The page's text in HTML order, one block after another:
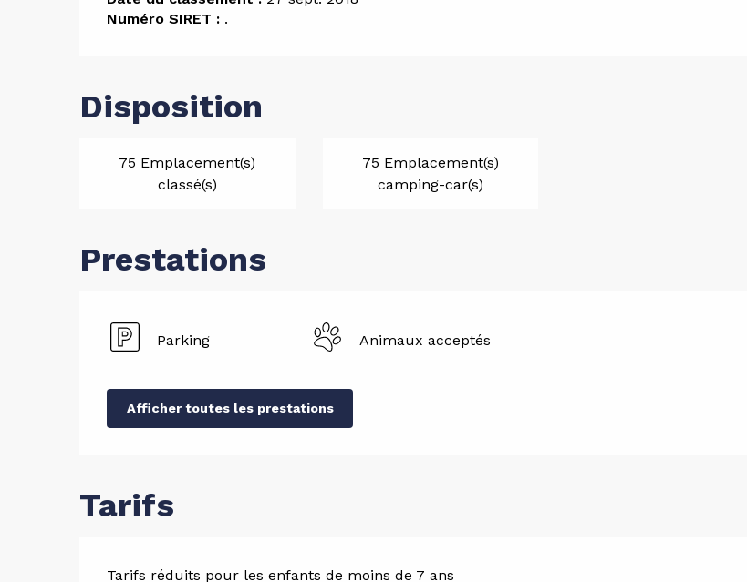
Numéro SIRET : .
Disposition
75 Emplacement(s)
classé(s)
75 Emplacement(s)
camping-car(s)
Prestations
Parking Animaux acceptés
Afficher toutes les prestations
Tarifs
Tarifs réduits pour les enfants de moins de 7 ans